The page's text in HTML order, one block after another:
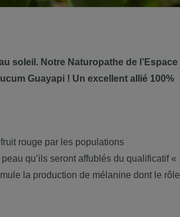
soleil. Notre Naturopathe de l’Espace
Guayapi ! Un excellent allié 100%
rouge par les populations
qu’ils seront affublés du qualificatif «
la production de mélanine dont le rôle